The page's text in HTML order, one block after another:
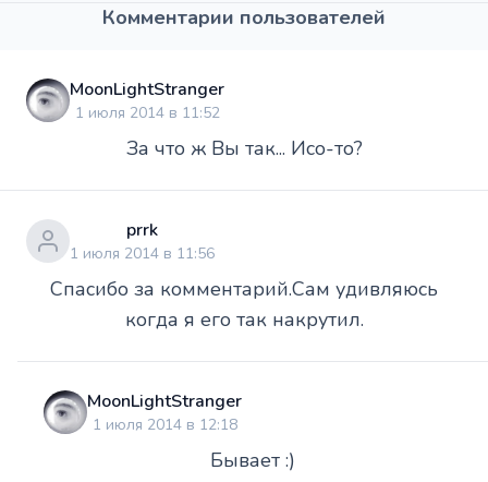
Комментарии пользователей
MoonLightStranger
1 июля 2014 в 11:52
За что ж Вы так... Исо-то?
prrk
1 июля 2014 в 11:56
Спасибо за комментарий.Сам удивляюсь
когда я его так накрутил.
MoonLightStranger
1 июля 2014 в 12:18
Бывает :)